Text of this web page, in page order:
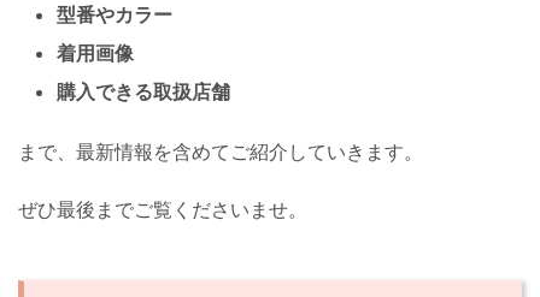
型番やカラー
着用画像
購入できる取扱店舗
まで、最新情報を含めてご紹介していきます。
ぜひ最後までご覧くださいませ。